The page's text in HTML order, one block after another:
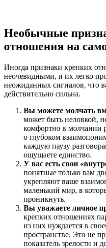
Необычные
отношения на
Иногда признаки крепких
неочевидными, и их легко
неожиданных сигналов, что
действительно сильна.
Вы можете молчать
может быть неловкой,
комфортно в молчании
о глубоком
каждую паузу
ощущаете единство.
У вас есть свои
понятные только вам
укрепляют ваше
маленький мир, в
проникнуть.
Вы уважаете личное
крепких отношениях
из них нуждается в
пространстве. Это не
показатель зрелости и